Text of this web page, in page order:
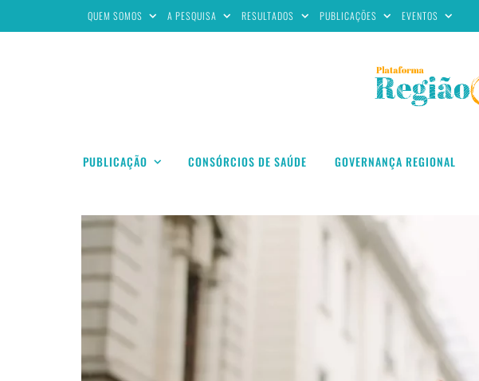
QUEM SOMOS A PESQUISA RESULTADOS PUBLICAÇÕES EVENTOS
PUBLICAÇÃO CONSÓRCIOS DE SAÚDE GOVERNANÇA REGIONAL